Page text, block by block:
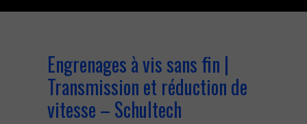
Engrenages à vis sans fin |
Transmission et réduction de
vitesse – Schultech